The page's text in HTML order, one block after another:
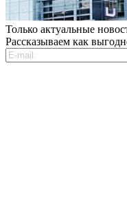
Только актуальные
Рассказываем как